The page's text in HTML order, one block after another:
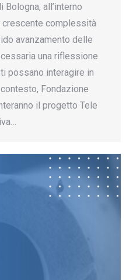
Bologna, all’interno
complessità
avanzamento delle
una riflessione
possano interagire in
Fondazione
il progetto Tele